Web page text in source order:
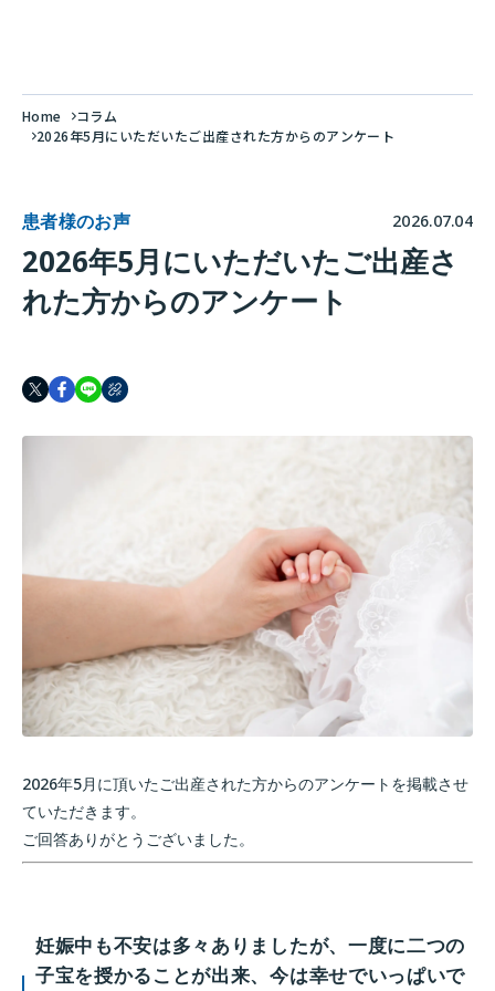
Home
コラム
2026年5月にいただいたご出産された方からのアンケート
患者様のお声 2026.07.04
2026年5月にいただいたご出産さ
れた方からのアンケート
2026年5月に頂いたご出産された方からのアンケートを掲載させ
ていただきます。
ご回答ありがとうございました。
妊娠中も不安は多々ありましたが、一度に二つの
子宝を授かることが出来、今は幸せでいっぱいで